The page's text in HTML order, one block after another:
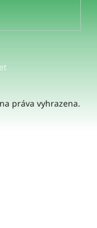
práva vyhrazena.